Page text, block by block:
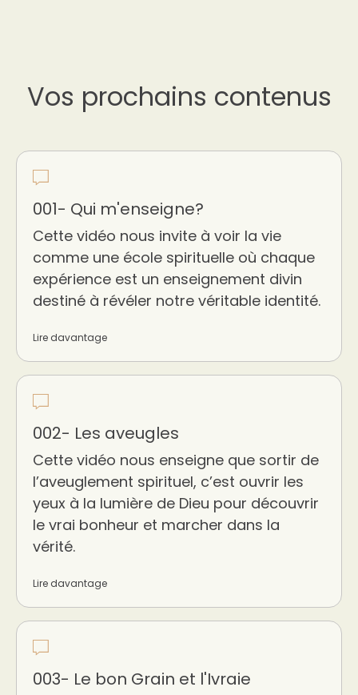
Vos prochains contenus
001- Qui m'enseigne?
Cette vidéo nous invite à voir la vie
comme une école spirituelle où chaque
expérience est un enseignement divin
destiné à révéler notre véritable identité.
Lire davantage
002- Les aveugles
Cette vidéo nous enseigne que sortir de
l’aveuglement spirituel, c’est ouvrir les
yeux à la lumière de Dieu pour découvrir
le vrai bonheur et marcher dans la
vérité.
Lire davantage
003- Le bon Grain et l'Ivraie